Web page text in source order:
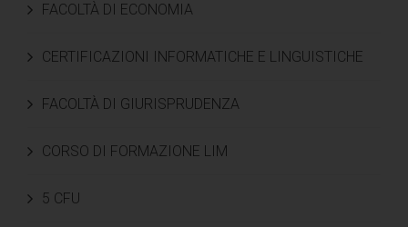
FACOLTÀ DI ECONOMIA
CERTIFICAZIONI INFORMATICHE E LINGUISTICHE
FACOLTÀ DI GIURISPRUDENZA
CORSO DI FORMAZIONE LIM
5 CFU